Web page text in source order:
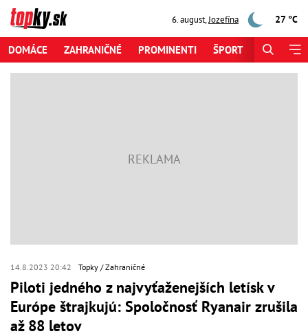
6. august,Jozefína 27 °C
DOMÁCE ZAHRANIČNÉ PROMINENTI ŠPORT
14.8.2023 20:42 Topky Zahraničné
Piloti jedného z najvyťaženejších letísk v
Európe štrajkujú: Spoločnosť Ryanair zrušila
až 88 letov